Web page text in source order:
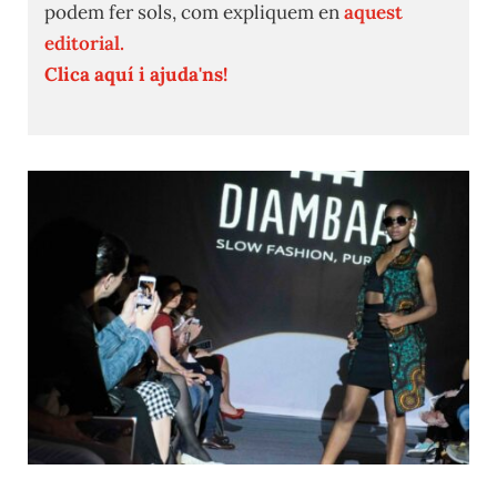
podem fer sols, com expliquem enaquest
editorial.
Clica aquí i ajuda'ns!